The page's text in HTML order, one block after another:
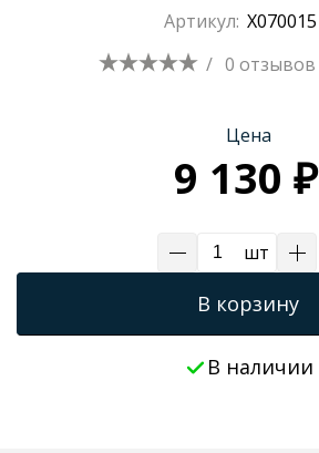
Артикул: X070015
/ 0 отзывов
Цена
9 130 ₽
шт
В корзину
В наличии